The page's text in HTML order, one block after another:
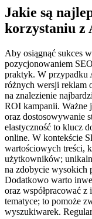
Jakie są
korzystaniu z
Aby osiągnąć sukces
pozycjonowaniem
praktyk. W przypadku
różnych wersji reklam
na znalezienie
ROI kampanii. Ważne
oraz dostosowywanie
elastyczność to klucz
online. W kontekście
wartościowych treści,
użytkowników;
na zdobycie
Dodatkowo warto
oraz współpracować
tematyce; to pomoże
wyszukiwarek.